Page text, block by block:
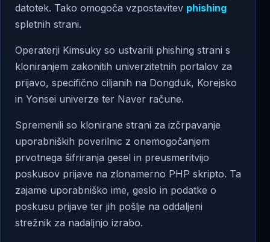
datotek. Tako omogoča vzpostavitev phishing
spletnih strani.
Operaterji Kimsuky so ustvarili phishing strani s
kloniranjem zakonitih univerzitetnih portalov za
prijavo, specifično ciljanih na Dongduk, Korejsko
in Yonsei univerze ter Naver račune.
Spremenili so klonirane strani za izčrpavanje
uporabniških poverilnic z onemogočanjem
prvotnega šifriranja gesel in preusmeritvijo
poskusov prijave na zlonamerno PHP skripto. Ta
zajame uporabniško ime, geslo in podatke o
poskusu prijave ter jih pošlje na oddaljeni
strežnik za nadaljnjo izrabo.